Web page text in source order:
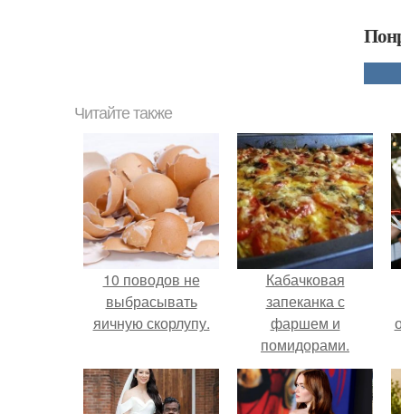
Читайте также
10 поводов не
выбрасывать
яичную скорлупу.
Кабачковая
запеканка с
фаршем и
помидорами.